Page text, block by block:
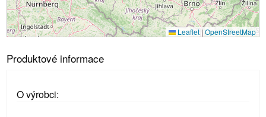
Leaflet | OpenStreetMap
Produktové informace
O výrobci: